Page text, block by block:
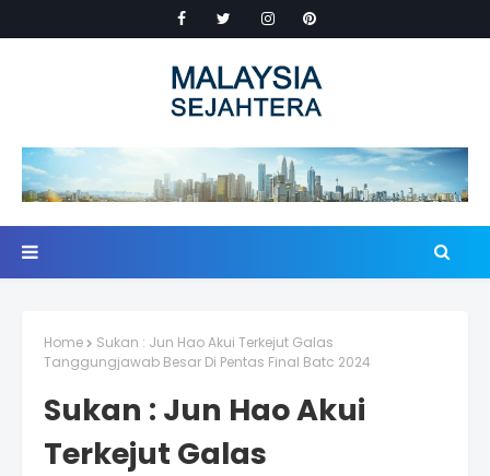
Home
Sukan : Jun Hao Akui Terkejut Galas
Tanggungjawab Besar Di Pentas Final Batc 2024
Sukan : Jun Hao Akui
Terkejut Galas